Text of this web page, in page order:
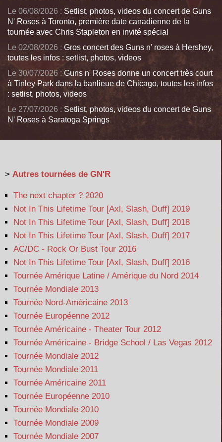
Le 06/08/2026 : Setlist, photos, videos du concert de Guns
N' Roses à Toronto, première date canadienne de la
tournée avec Chris Stapleton en invité spécial
Le 02/08/2026 : Gros concert des Guns n' roses à Hershey,
toutes les infos : setlist, photos, videos
Le 30/07/2026 : Guns n' Roses donne un concert très court
à Tinley Park dans la banlieue de Chicago, toutes les infos
: setlist, photos, videos
Le 27/07/2026 : Setlist, photos, videos du concert de Guns
N' Roses à Saratoga Springs
> Autres tournées de GN'R
The next chapter ? 2020
Not In This Lifetime Tour [Axl, Slash, Duff] 2019
Not In This Lifetime Tour [Axl, Slash, Duff] 2018
Not In This Lifetime Tour [Axl, Slash, Duff] 2017
AC/DC - Rock Or Bust Tour 2016
Not In This Lifetime Tour [Axl, Slash, Duff] 2016
Tournée Amérique Latine / Amérique du Nord 2014
Tournée Mondiale 2013
Tournée Nord-Américaine 2013
Tournée Européenne 2012
Tournée Américaine - Theater Tour 2012
Tournée Américaine - Bridge School / Las Vegas 2012
Tournée Mondiale 2012
Tournée Mondiale 2011
Tournée Américaine 2011
Tournée Européenne 2010
Tournée Mondiale 2010
Tournée Mondiale 2009
Tournée Mondiale 2007